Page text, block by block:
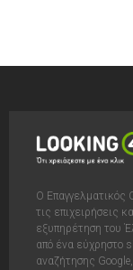
Ο Επαγγελματικός
τις επιχειρήσεις
εξυπηρέτηση του
από ένα εύχρηστο
αναζήτησης